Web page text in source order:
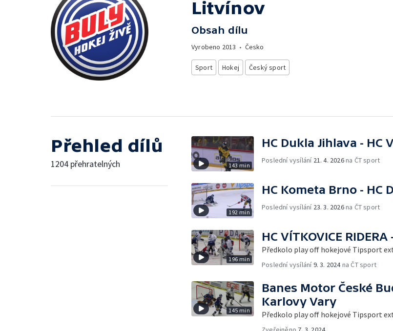
Litvínov
Obsah dílu
Vyrobeno 2013 • Česko
Sport Hokej Český sport
Přehled dílů
1204 přehratelných 143 min
HC Dukla Jihlava - HC
Poslední vysílání 21. 4. 2026na ČT sport
192 min
HC Kometa Brno - HC
Poslední vysílání 23. 3. 2026na ČT sport
196 min
HC VÍTKOVICE
Předkolo play off hokejové Tipsport
Poslední vysílání9. 3. 2024na ČT sport
145 min
Banes Motor České
Karlovy Vary
Předkolo play off hokejové Tipsport